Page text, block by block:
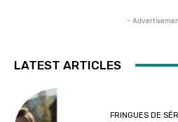
-
LATEST ARTICLES
FRINGUES DE